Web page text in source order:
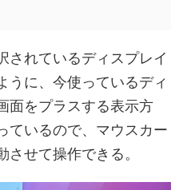
されているディスプレイ
うに、今使っているディ
面をプラスする表示方
ているので、マウスカー
せて操作できる。